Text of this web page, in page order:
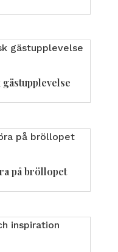
gästupplevelse
på bröllopet